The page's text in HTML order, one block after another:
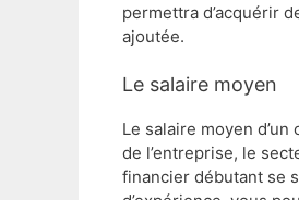
permettra d’acquérir
ajoutée.
Le salaire moyen
Le salaire moyen
de l’entreprise, le
financier débutant se